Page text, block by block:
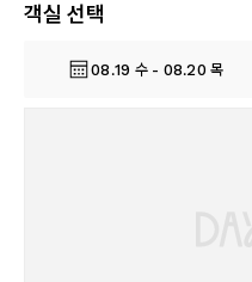
객실 선택
08.19 수 - 08.20 목